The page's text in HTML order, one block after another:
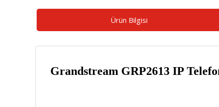
Ürün Bilgisi
Grandstream GRP2613 IP